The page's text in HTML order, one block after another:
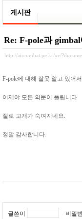
게시판
Re: F-pole과
http://aircombat.pe.kr/xe/
F-pole에 대해 잘못 알고 있어
이제야 모든 의문이 풀립니다.
절로 고개가 숙여지네요.
정말 감사합니다.
글쓴이 비밀